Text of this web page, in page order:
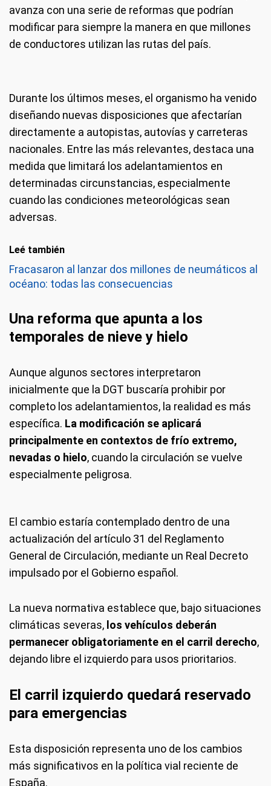
avanza con una serie de reformas que podrían
modificar para siempre la manera en que millones
de conductores utilizan las rutas del país.
Durante los últimos meses, el organismo ha venido
diseñando nuevas disposiciones que afectarían
directamente a autopistas, autovías y carreteras
nacionales. Entre las más relevantes, destaca una
medida que limitará los adelantamientos en
determinadas circunstancias, especialmente
cuando las condiciones meteorológicas sean
adversas.
Leé también
Fracasaron al lanzar dos millones de neumáticos al
océano: todas las consecuencias
Una reforma que apunta a los
temporales de nieve y hielo
Aunque algunos sectores interpretaron
inicialmente que la DGT buscaría prohibir por
completo los adelantamientos, la realidad es más
específica. La modificación se aplicará
principalmente en contextos de frío extremo,
nevadas o hielo, cuando la circulación se vuelve
especialmente peligrosa.
El cambio estaría contemplado dentro de una
actualización del artículo 31 del Reglamento
General de Circulación, mediante un Real Decreto
impulsado por el Gobierno español.
La nueva normativa establece que, bajo situaciones
climáticas severas, los vehículos deberán
permanecer obligatoriamente en el carril derecho,
dejando libre el izquierdo para usos prioritarios.
El carril izquierdo quedará reservado
para emergencias
Esta disposición representa uno de los cambios
más significativos en la política vial reciente de
España.